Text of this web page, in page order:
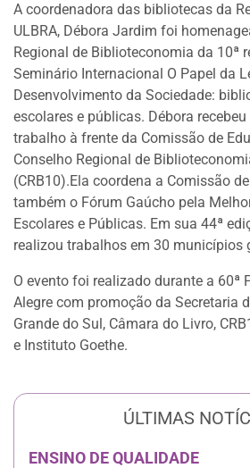
A coordenadora das bibliotecas da
ULBRA, Débora Jardim foi
Regional de Biblioteconomia da 10ª
Seminário Internacional O Papel da
Desenvolvimento da Sociedade:
escolares e públicas. Débora
trabalho à frente da Comissão de
Conselho Regional de
(CRB10).Ela coordena a Comissão
também o Fórum Gaúcho pela
Escolares e Públicas. Em sua 44ª
realizou trabalhos em 30 municípios
O evento foi realizado durante a 60ª
Alegre com promoção da Secretaria
Grande do Sul, Câmara do Livro,
e Instituto Goethe.
ÚLTIMAS
ENSINO DE QUALIDADE